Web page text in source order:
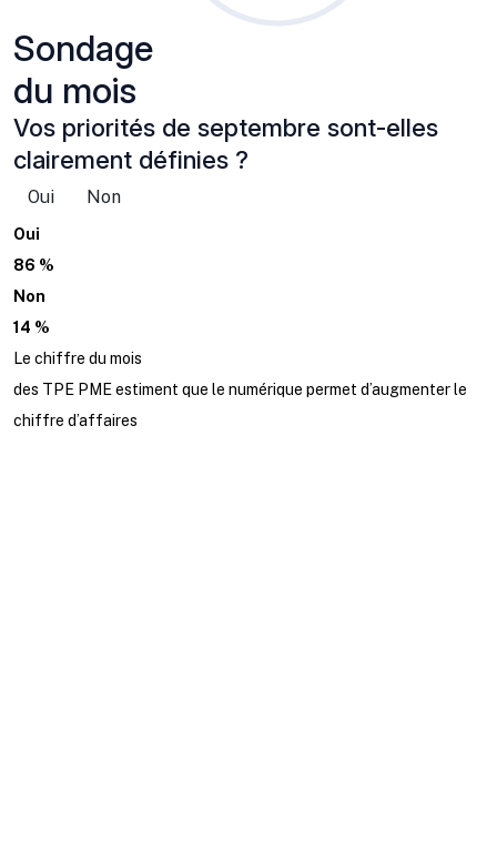
Sondage
du mois
Vos priorités de septembre sont-elles
clairement définies ?
Oui Non
Oui
86 %
Non
14 %
Le chiffre du mois
des TPE PME estiment que le numérique permet d’augmenter le
chiffre d’affaires